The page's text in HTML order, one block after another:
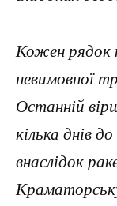
Кожен рядок
невимовної
Останній
кілька днів
внаслідок